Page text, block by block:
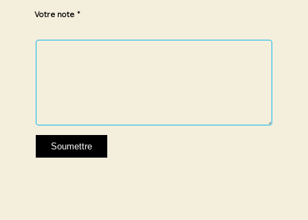
Votre note *
1 étoile
2 étoiles
3 étoiles
4 étoiles
5 étoiles